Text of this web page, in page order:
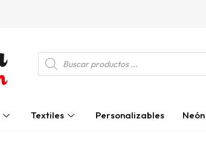
Búsqueda
de
productos
Textiles Personalizables Neón